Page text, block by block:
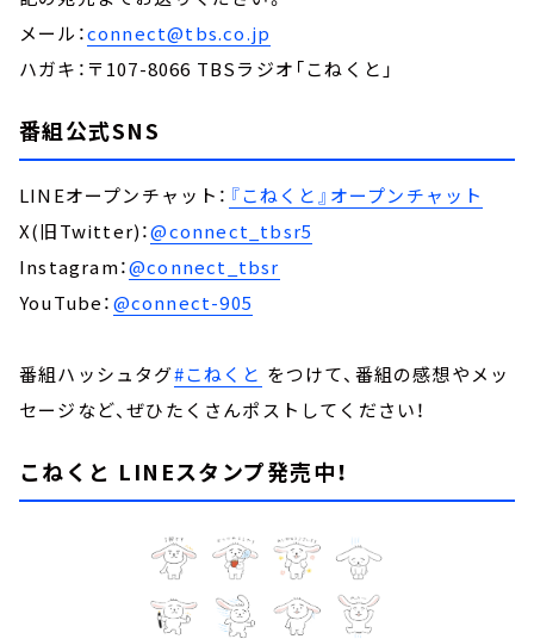
メール：connect@tbs.co.jp
ハガキ：〒107-8066 TBSラジオ「こねくと」
番組公式SNS
LINEオープンチャット： 『こねくと』オープンチャット
X(旧Twitter)：@connect_tbsr5
Instagram：@connect_tbsr
YouTube：@connect-905
番組ハッシュタグ#こねくと をつけて、番組の感想やメッ
セージなど、ぜひたくさんポストしてください！
こねくと LINEスタンプ発売中！